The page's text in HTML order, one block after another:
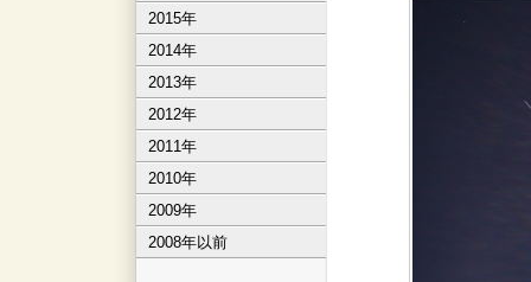
2015年
2014年
2013年
2012年
2011年
2010年
2009年
2008年以前